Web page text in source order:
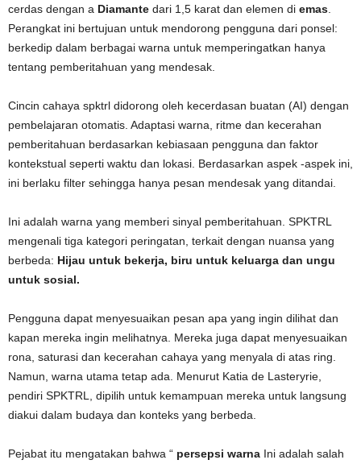
cerdas dengan a Diamante dari 1,5 karat dan elemen di emas
Perangkat ini bertujuan untuk mendorong pengguna dari ponsel:
berkedip dalam berbagai warna untuk memperingatkan hanya
tentang pemberitahuan yang mendesak.
Cincin cahaya spktrl didorong oleh kecerdasan buatan (AI) dengan
pembelajaran otomatis. Adaptasi warna, ritme dan kecerahan
pemberitahuan berdasarkan kebiasaan pengguna dan faktor
kontekstual seperti waktu dan lokasi. Berdasarkan aspek -aspek ini,
ini berlaku filter sehingga hanya pesan mendesak yang ditandai.
Ini adalah warna yang memberi sinyal pemberitahuan. SPKTRL
mengenali tiga kategori peringatan, terkait dengan nuansa yang
berbeda: Hijau untuk bekerja, biru untuk keluarga dan ungu
untuk sosial.
Pengguna dapat menyesuaikan pesan apa yang ingin dilihat dan
kapan mereka ingin melihatnya. Mereka juga dapat menyesuaikan
rona, saturasi dan kecerahan cahaya yang menyala di atas ring.
Namun, warna utama tetap ada. Menurut Katia de Lasteryrie,
pendiri SPKTRL, dipilih untuk kemampuan mereka untuk langsung
diakui dalam budaya dan konteks yang berbeda.
Pejabat itu mengatakan bahwa “ persepsi warna Ini adalah salah